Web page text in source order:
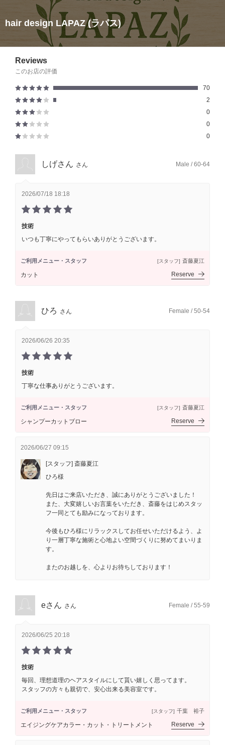
hair design LAPAZ (ラパス)
Reviews
このお店の評価
70
2
0
0
0
しげさん さん Male / 60-64
2026/07/18 18:18
技術
いつも丁寧にやってもらいありがとうございます。
ご利用メニュー・スタッフ [スタッフ] 斎藤夏江
カット Reserve
ひろ さん Female / 50-54
2026/06/26 20:35
技術
丁寧な仕事ありがとうございます。
ご利用メニュー・スタッフ [スタッフ] 斎藤夏江
シャンプーカットブロー Reserve
2026/06/27 09:15
[スタッフ] 斎藤夏江
ひろ様
先日はご来店いただき、誠にありがとうございました！
また、大変嬉しいお言葉をいただき、斎藤をはじめスタッ
フ一同とても励みになっております。
今後もひろ様にリラックスしてお任せいただけるよう、よ
り一層丁寧な施術と心地よい空間づくりに努めてまいりま
す。
またのお越しを、心よりお待ちしております！
eさん さん Female / 55-59
2026/06/25 20:18
技術
毎回、理想道理のヘアスタイルにして貰い嬉しく思ってます。
スタッフの方々も親切で、安心出来る美容室です。
ご利用メニュー・スタッフ [スタッフ] 千葉 裕子
エイジングケアカラー・カット・トリートメント Reserve